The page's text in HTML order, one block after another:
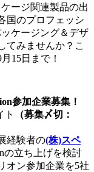
ージ関連製品の出
国のプロフェッシ
ケージング＆デザ
てみませんか？こ
15日まで！
参加企業募集！
ト
（募集〆切：
経験者の(株)スペ
の立ち上げを検討
オン参加企業を5社